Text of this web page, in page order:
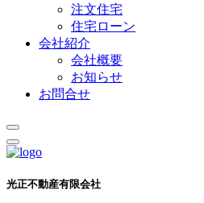
注文住宅
住宅ローン
会社紹介
会社概要
お知らせ
お問合せ
光正不動産有限会社